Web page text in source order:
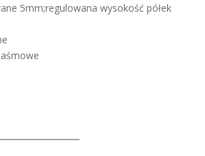
5mm;regulowana wysokość półek